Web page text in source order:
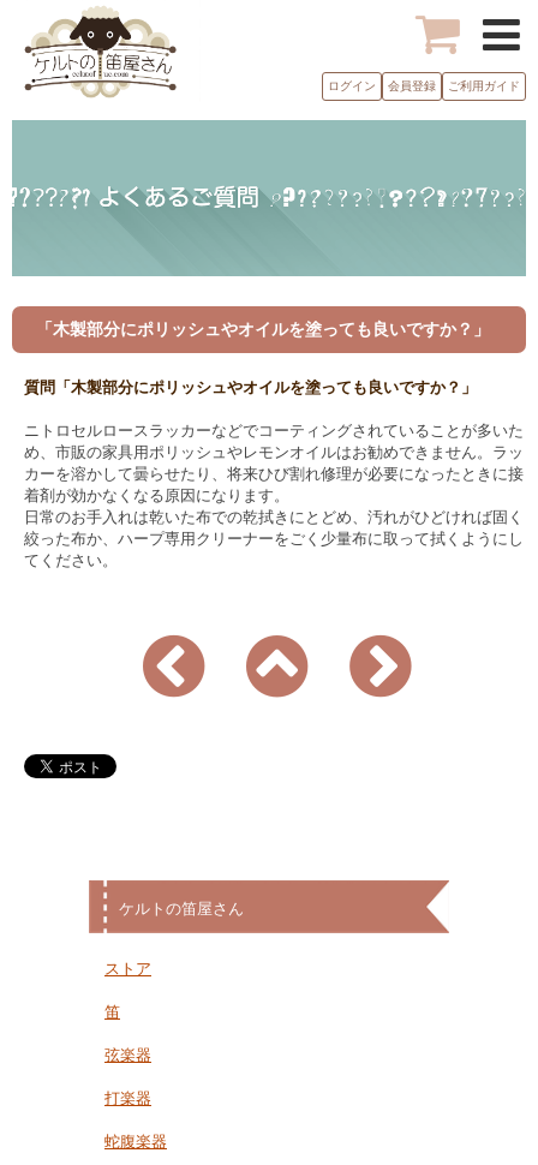
ログイン 会員登録 ご利用ガイド
「木製部分にポリッシュやオイルを塗っても良いですか？」
質問「木製部分にポリッシュやオイルを塗っても良いですか？」
ニトロセルロースラッカーなどでコーティングされていることが多いた
め、市販の家具用ポリッシュやレモンオイルはお勧めできません。ラッ
カーを溶かして曇らせたり、将来ひび割れ修理が必要になったときに接
着剤が効かなくなる原因になります。
日常のお手入れは乾いた布での乾拭きにとどめ、汚れがひどければ固く
絞った布か、ハープ専用クリーナーをごく少量布に取って拭くようにし
てください。
ケルトの笛屋さん
ストア
笛
弦楽器
打楽器
蛇腹楽器